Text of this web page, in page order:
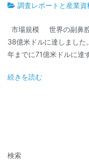
調査レポートと産業資
市場規模 世界の副鼻
38億米ドルに達しまし
年までに71億米ドルに達
続きを読む
検索